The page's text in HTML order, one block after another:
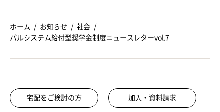
ホーム お知らせ
社会
パルシステム給付型奨学金制度ニュースレターvol.7
宅配をご検討の方 加入・資料請求